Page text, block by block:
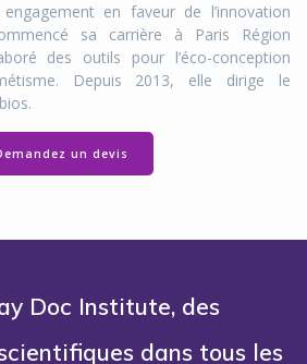
en faveur de l’innovation
sa carrière à Paris Région
des outils pour l’éco-conception
Depuis 2013, elle dirige le
un devis
Doc Institute, des
dans tous les